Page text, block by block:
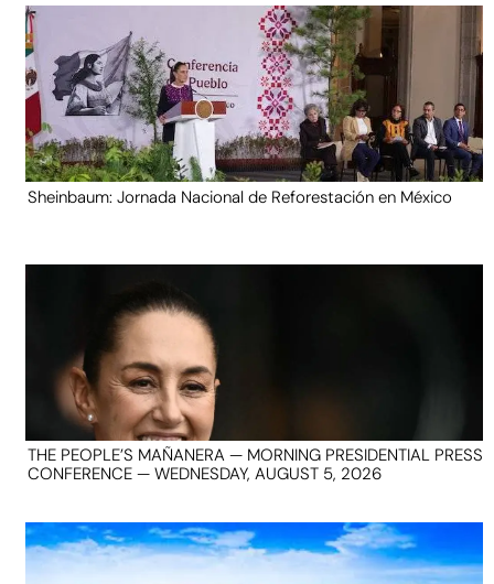
Sheinbaum: Jornada Nacional de Reforestación en México
THE PEOPLE’S MAÑANERA — MORNING PRESIDENTIAL PRESS
CONFERENCE — WEDNESDAY, AUGUST 5, 2026